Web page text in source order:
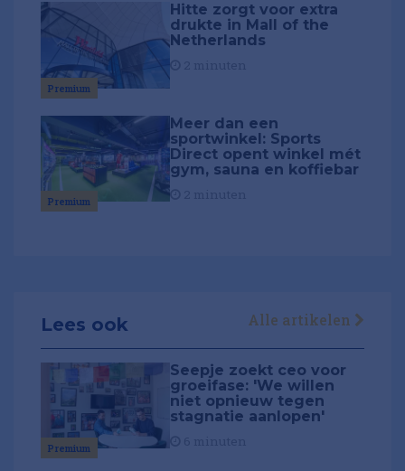
Premium
Hitte zorgt voor extra
drukte in Mall of the
Netherlands
Premium
Meer dan een
sportwinkel: Sports
Direct opent winkel mét
gym, sauna en koffiebar
Lees ook Alle artikelen
Premium
Seepje zoekt ceo voor
groeifase: 'We willen
niet opnieuw tegen
stagnatie aanlopen'